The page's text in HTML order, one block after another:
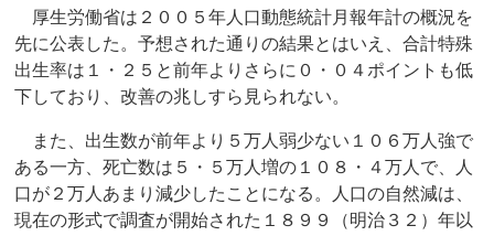
厚生労働省は２００５年人口動態統計月報年計の概況を
先に公表した。予想された通りの結果とはいえ、合計特殊
出生率は１・２５と前年よりさらに０・０４ポイントも低
下しており、改善の兆しすら見られない。
また、出生数が前年より５万人弱少ない１０６万人強で
ある一方、死亡数は５・５万人増の１０８・４万人で、人
口が２万人あまり減少したことになる。人口の自然減は、
現在の形式で調査が開始された１８９９（明治３２）年以